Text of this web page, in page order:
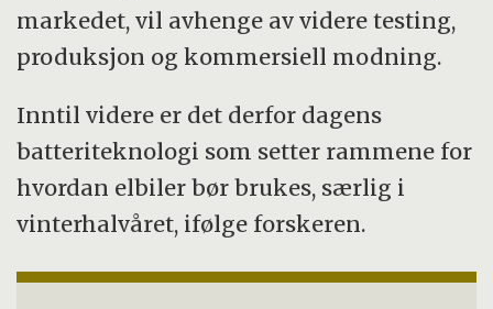
markedet, vil avhenge av videre testing,
produksjon og kommersiell modning.
Inntil videre er det derfor dagens
batteriteknologi som setter rammene for
hvordan elbiler bør brukes, særlig i
vinterhalvåret, ifølge forskeren.